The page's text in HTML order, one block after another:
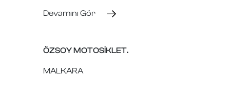
Devamını Gör
ÖZSOY MOTOSİKLET.
MALKARA